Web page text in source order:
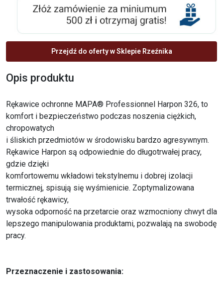
Przejdź do oferty w Sklepie Rzeźnika
Opis produktu
Rękawice ochronne MAPA® Professionnel Harpon 326, to
komfort i bezpieczeństwo podczas noszenia ciężkich,
chropowatych
i śliskich przedmiotów w środowisku bardzo agresywnym.
Rękawice Harpon są odpowiednie do długotrwałej pracy,
gdzie dzięki
komfortowemu wkładowi tekstylnemu i dobrej izolacji
termicznej, spisują się wyśmienicie. Zoptymalizowana
trwałość rękawicy,
wysoka odporność na przetarcie oraz wzmocniony chwyt dla
lepszego manipulowania produktami, pozwalają na swobodę
pracy.
Przeznaczenie i zastosowania: